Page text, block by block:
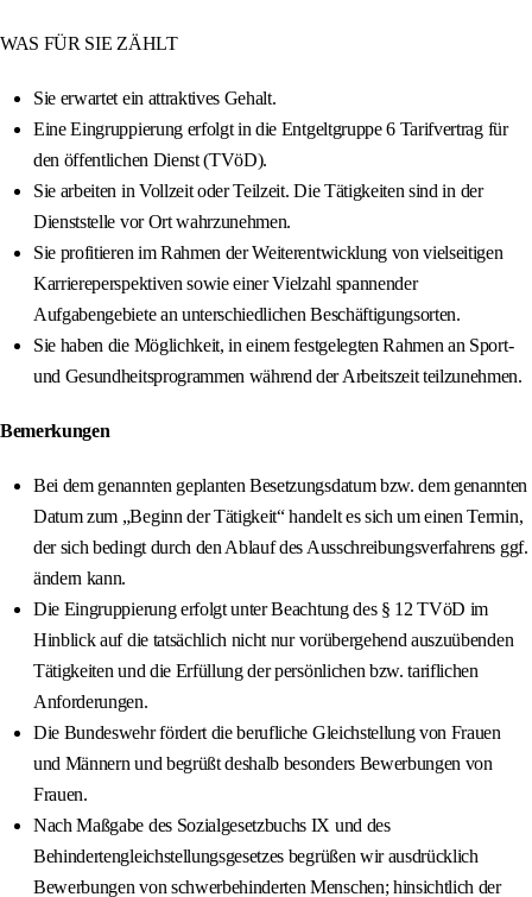
WAS FÜR SIE ZÄHLT
Sie erwartet ein attraktives Gehalt.
Eine Eingruppierung erfolgt in die Entgeltgruppe 6 Tarifvertrag für
den öffentlichen Dienst (TVöD).
Sie arbeiten in Vollzeit oder Teilzeit. Die Tätigkeiten sind in der
Dienststelle vor Ort wahrzunehmen.
Sie profitieren im Rahmen der Weiterentwicklung von vielseitigen
Karriereperspektiven sowie einer Vielzahl spannender
Aufgabengebiete an unterschiedlichen Beschäftigungsorten.
Sie haben die Möglichkeit, in einem festgelegten Rahmen an Sport-
und Gesundheitsprogrammen während der Arbeitszeit teilzunehmen.
Bemerkungen
Bei dem genannten geplanten Besetzungsdatum bzw. dem genannten
Datum zum „Beginn der Tätigkeit“ handelt es sich um einen Termin,
der sich bedingt durch den Ablauf des Ausschreibungsverfahrens ggf.
ändern kann.
Die Eingruppierung erfolgt unter Beachtung des § 12 TVöD im
Hinblick auf die tatsächlich nicht nur vorübergehend auszuübenden
Tätigkeiten und die Erfüllung der persönlichen bzw. tariflichen
Anforderungen.
Die Bundeswehr fördert die berufliche Gleichstellung von Frauen
und Männern und begrüßt deshalb besonders Bewerbungen von
Frauen.
Nach Maßgabe des Sozialgesetzbuchs IX und des
Behindertengleichstellungsgesetzes begrüßen wir ausdrücklich
Bewerbungen von schwerbehinderten Menschen; hinsichtlich der